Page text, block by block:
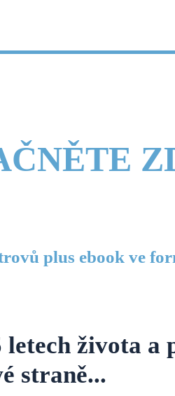
plus ebook ve
života a
straně...